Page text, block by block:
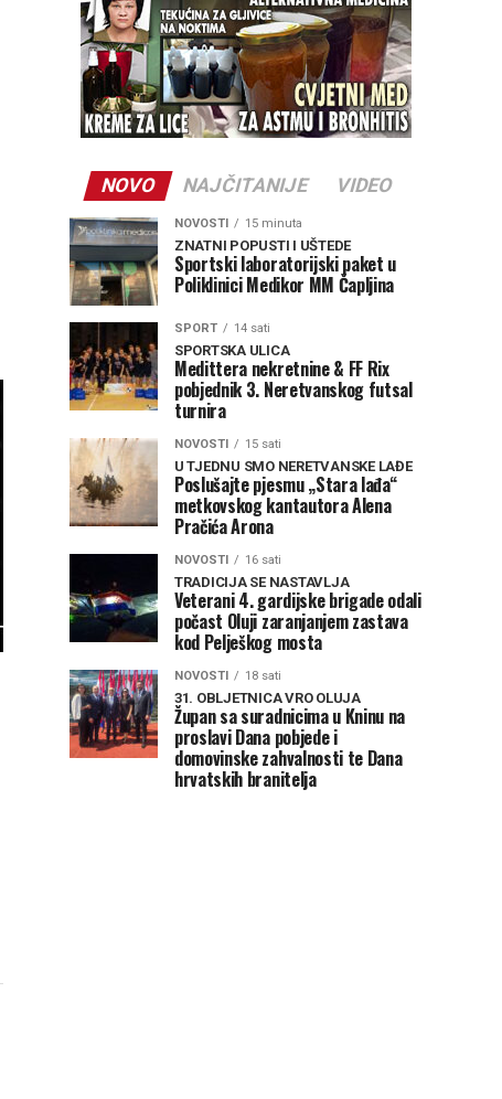
NOVO NAJČITANIJE VIDEO
NOVOSTI 15 minuta
ZNATNI POPUSTI I UŠTEDE
Sportski laboratorijski paket u
Poliklinici Medikor MM Čapljina
SPORT 14 sati
SPORTSKA ULICA
Medittera nekretnine & FF Rix
pobjednik 3. Neretvanskog futsal
turnira
NOVOSTI 15 sati
U TJEDNU SMO NERETVANSKE LAĐE
Poslušajte pjesmu „Stara lađa“
metkovskog kantautora Alena
Pračića Arona
NOVOSTI 16 sati
TRADICIJA SE NASTAVLJA
Veterani 4. gardijske brigade odali
počast Oluji zaranjanjem zastava
kod Pelješkog mosta
NOVOSTI 18 sati
31. OBLJETNICA VRO OLUJA
Župan sa suradnicima u Kninu na
proslavi Dana pobjede i
domovinske zahvalnosti te Dana
hrvatskih branitelja